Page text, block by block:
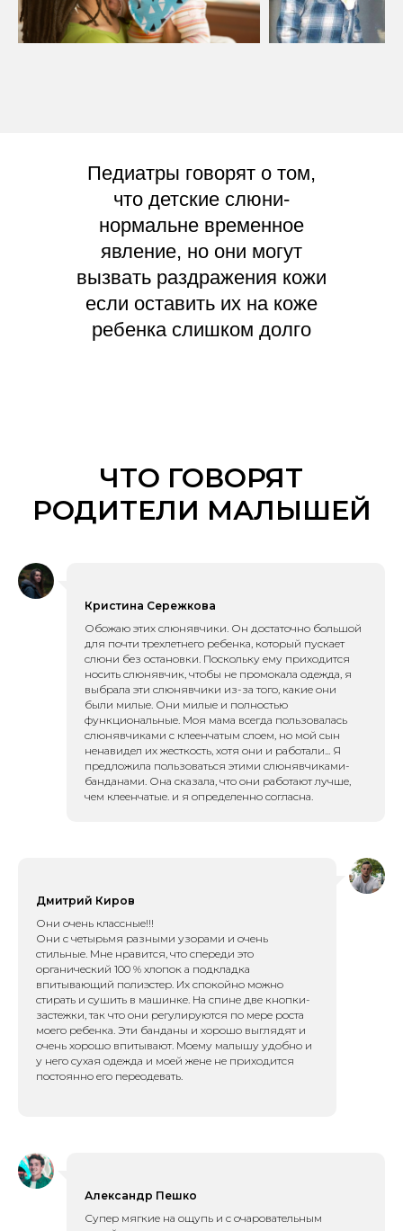
Педиатры говорят о том,
что детские слюни-
нормальне временное
явление, но они могут
вызвать раздражения кожи
если оставить их на коже
ребенка слишком долго
ЧТО ГОВОРЯТ
РОДИТЕЛИ МАЛЫШЕЙ
Кристина Сережкова
Обожаю этих слюнявчики. Он достаточно большой
для почти трехлетнего ребенка, который пускает
слюни без остановки. Поскольку ему приходится
носить слюнявчик, чтобы не промокала одежда, я
выбрала эти слюнявчики из-за того, какие они
были милые. Они милые и полностью
функциональные. Моя мама всегда пользовалась
слюнявчиками с клеенчатым слоем, но мой сын
ненавидел их жесткость, хотя они и работали... Я
предложила пользоваться этими слюнявчиками-
банданами. Она сказала, что они работают лучше,
чем клеенчатые. и я определенно согласна.
Дмитрий Киров
Они очень классные!!!
Они с четырьмя разными узорами и очень
стильные. Мне нравится, что спереди это
органический 100 % хлопок а подкладка
впитывающий полиэстер. Их спокойно можно
стирать и сушить в машинке. На спине две кнопки-
застежки, так что они регулируются по мере роста
моего ребенка. Эти банданы и хорошо выглядят и
очень хорошо впитывают. Моему малышу удобно и
у него сухая одежда и моей жене не приходится
постоянно его переодевать.
Александр Пешко
Супер мягкие на ощупь и с очаровательным